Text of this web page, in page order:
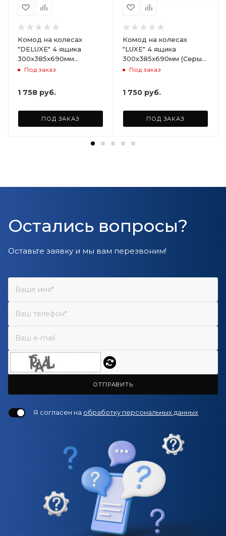
Комод на колесах
"DELUXE" 4 ящика
300х385х690мм
(Светло-бежевый)
Под заказ
1 758 руб.
ПОД ЗАКАЗ
Комод на колесах
"LUXE" 4 ящика
300х385х690мм (Серый)
ARD258086
Под заказ
1 750 руб.
ПОД ЗАКАЗ
Остались вопросы?
Оставьте заявку и мы вам перезвоним!
ОТПРАВИТЬ
Я согласен на обработку персональных данных